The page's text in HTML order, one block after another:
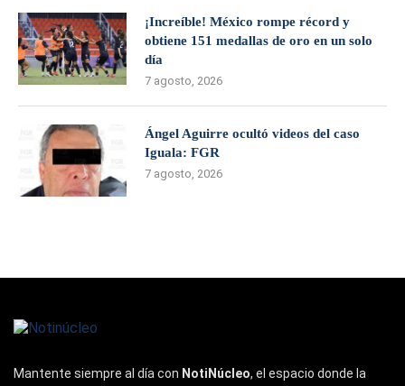
¡Increíble! México rompe récord y
obtiene 151 medallas de oro en un solo
día
7 agosto, 2026
Ángel Aguirre ocultó videos del caso
Iguala: FGR
7 agosto, 2026
Mantente siempre al día con NotiNúcleo, el espacio donde la